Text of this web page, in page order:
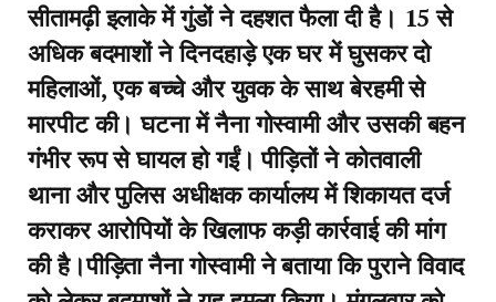
सीतामढ़ी इलाके में गुंडों ने दहशत फैला दी है। 15 से
अधिक बदमाशों ने दिनदहाड़े एक घर में घुसकर दो
महिलाओं, एक बच्चे और युवक के साथ बेरहमी से
मारपीट की। घटना में नैना गोस्वामी और उसकी बहन
गंभीर रूप से घायल हो गईं। पीड़ितों ने कोतवाली
थाना और पुलिस अधीक्षक कार्यालय में शिकायत दर्ज
कराकर आरोपियों के खिलाफ कड़ी कार्रवाई की मांग
की है।पीड़िता नैना गोस्वामी ने बताया कि पुराने विवाद